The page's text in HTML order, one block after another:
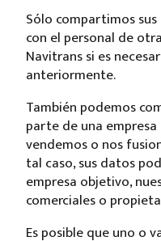
Sólo compartimos
con el personal de
Navitrans si es
anteriormente.
También podemos
parte de una
vendemos o nos
tal caso, sus datos
empresa objetivo,
comerciales o
Es posible que uno o